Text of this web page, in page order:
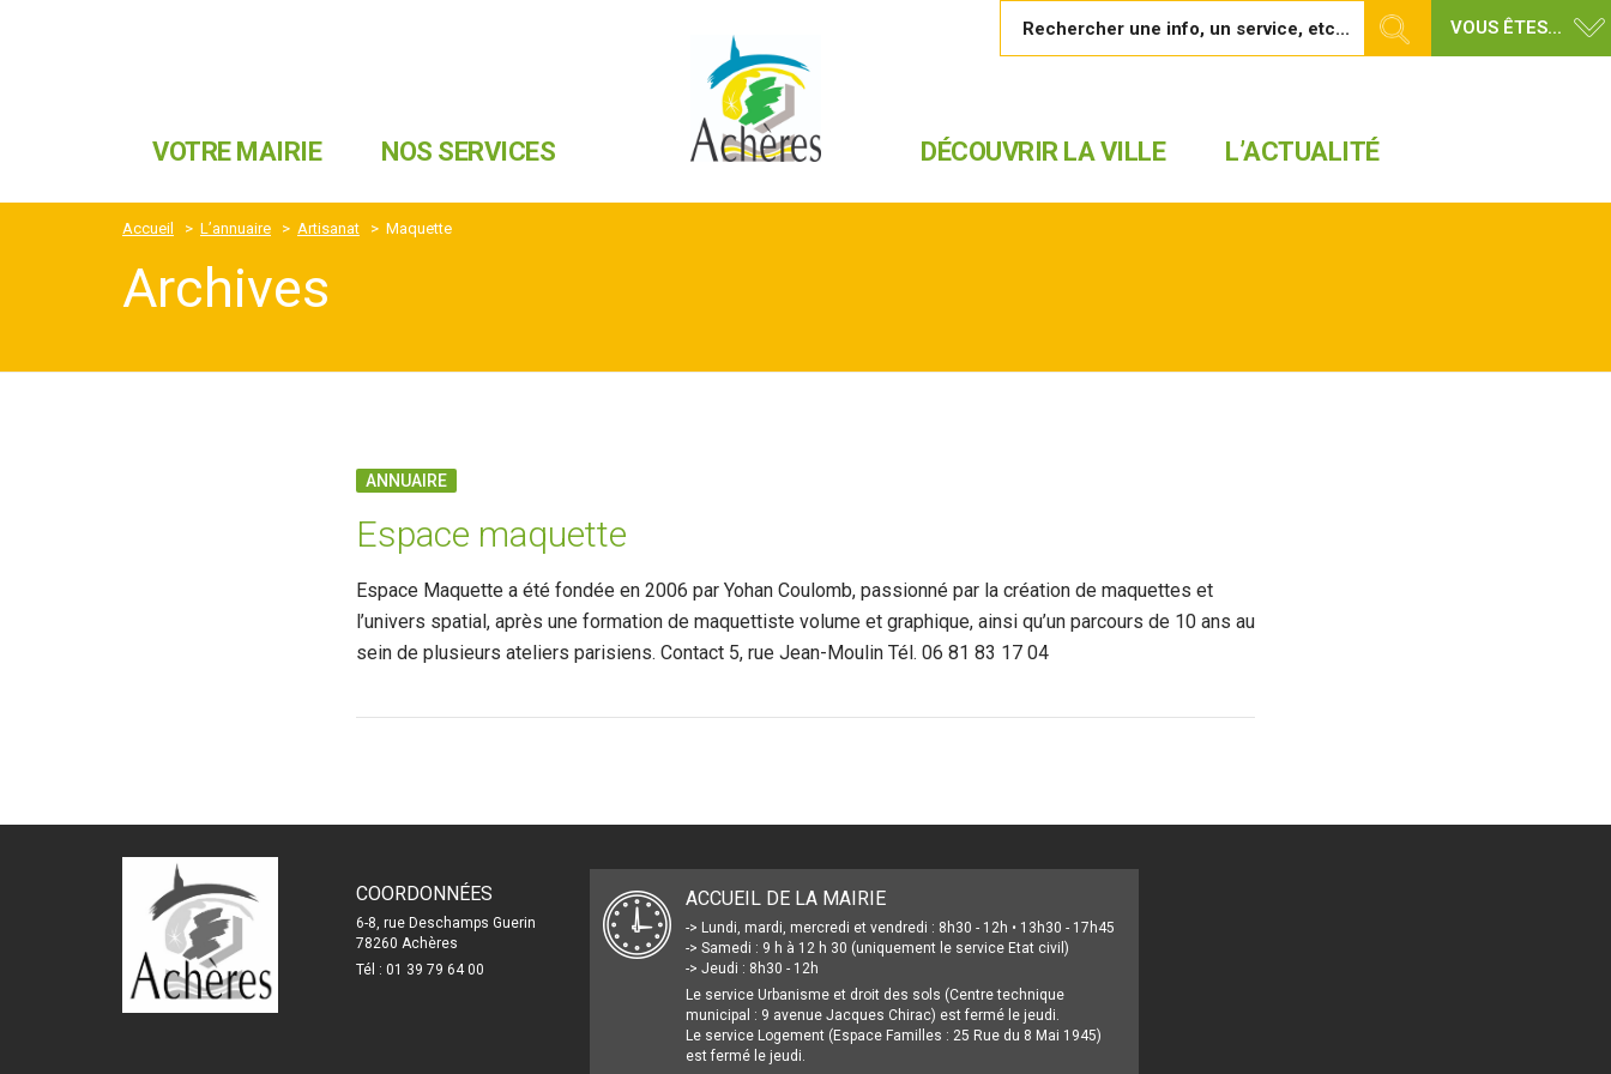
VOUS ÊTES...
VOTRE MAIRIE NOS SERVICES DÉCOUVRIR LA VILLE L’ACTUALITÉ
Accueil > L’annuaire > Artisanat > Maquette
Archives
ANNUAIRE
Espace maquette
Espace Maquette a été fondée en 2006 par Yohan Coulomb, passionné par la création de maquettes et
l’univers spatial, après une formation de maquettiste volume et graphique, ainsi qu’un parcours de 10 ans au
sein de plusieurs ateliers parisiens. Contact 5, rue Jean-Moulin Tél. 06 81 83 17 04
COORDONNÉES
6-8, rue Deschamps Guerin
78260 Achères
Tél : 01 39 79 64 00
ACCUEIL DE LA MAIRIE
-> Lundi, mardi, mercredi et vendredi : 8h30 - 12h • 13h30 - 17h45
-> Samedi : 9 h à 12 h 30 (uniquement le service Etat civil)
-> Jeudi : 8h30 - 12h
Le service Urbanisme et droit des sols (Centre technique
municipal : 9 avenue Jacques Chirac) est fermé le jeudi.
Le service Logement (Espace Familles : 25 Rue du 8 Mai 1945)
est fermé le jeudi.